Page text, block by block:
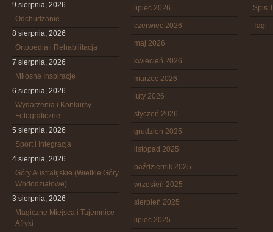
9 sierpnia, 2026
Odchudzanie
8 sierpnia, 2026
Ortopedia i Rehabilitacja
7 sierpnia, 2026
Miłosne Inspiracje
6 sierpnia, 2026
Wydarzenia i Konkursy
Fotograficzne
5 sierpnia, 2026
Sport i Integracja
4 sierpnia, 2026
Góry Australijskie (Wielkie Góry
Wododziałowe)
3 sierpnia, 2026
Magiczne Miejsca i Tajemnice
Afryki
lipiec 2026
czerwiec 2026
maj 2026
kwiecień 2026
marzec 2026
luty 2026
styczeń 2026
grudzień 2025
listopad 2025
październik 2025
wrzesień 2025
sierpień 2025
lipiec 2025
Spis
Tagi